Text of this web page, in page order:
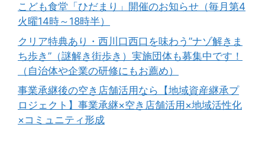
こども食堂「ひだまり」開催のお知らせ（毎月第4
火曜14時～18時半）
クリア特典あり・西川口西口を味わう”ナゾ解きま
ち歩き”（謎解き街歩き）実施団体も募集中です！
（自治体や企業の研修にもお薦め）
事業承継後の空き店舗活用なら【地域資産継承プ
ロジェクト】事業承継×空き店舗活用×地域活性化
×コミュニティ形成